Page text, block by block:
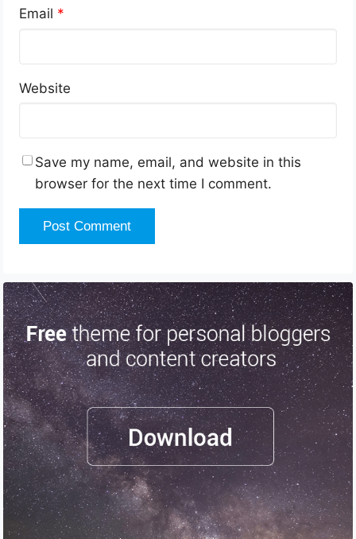
Email *
Website
Save my name, email, and website in this
browser for the next time I comment.